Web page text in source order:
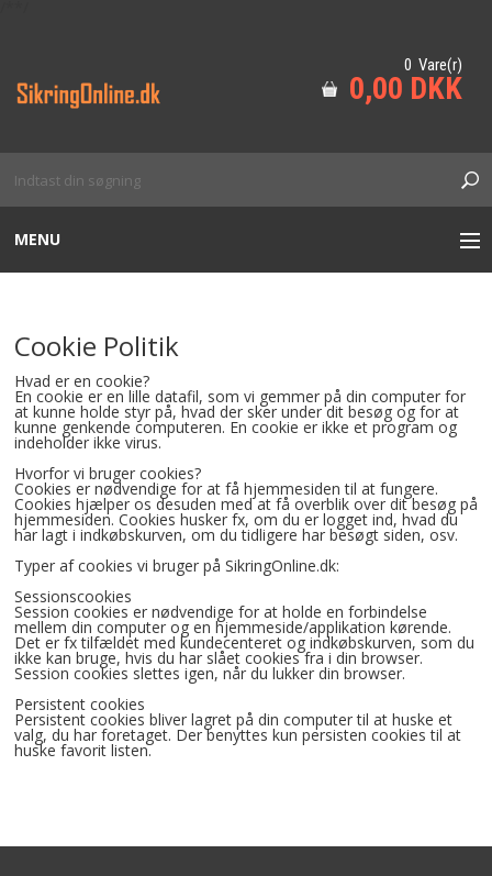
0 Vare(r)
0,00 DKK
MENU
DØRLUKKERE
ADGANGSKONTROL
CYLINDER
ELEKTRISKE LÅSE & EL-SLUTBLIK
HÆNGELÅSE & NØGLEBOKSE
LÅSEKASSER
NØGLER
SMØRING & VEDLIGEHOLD
Cookie Politik
Hvad er en cookie?
En cookie er en lille datafil, som vi gemmer på din computer for
at kunne holde styr på, hvad der sker under dit besøg og for at
kunne genkende computeren. En cookie er ikke et program og
indeholder ikke virus.
Hvorfor vi bruger cookies?
Cookies er nødvendige for at få hjemmesiden til at fungere.
Cookies hjælper os desuden med at få overblik over dit besøg på
hjemmesiden. Cookies husker fx, om du er logget ind, hvad du
har lagt i indkøbskurven, om du tidligere har besøgt siden, osv.
Typer af cookies vi bruger på SikringOnline.dk:
Sessionscookies
Session cookies er nødvendige for at holde en forbindelse
mellem din computer og en hjemmeside/applikation kørende.
Det er fx tilfældet med kundecenteret og indkøbskurven, som du
ikke kan bruge, hvis du har slået cookies fra i din browser.
Session cookies slettes igen, når du lukker din browser.
Persistent cookies
Persistent cookies bliver lagret på din computer til at huske et
valg, du har foretaget. Der benyttes kun persisten cookies til at
huske favorit listen.